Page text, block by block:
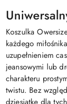
Koszulka
każdego
uzupełnieniem
jeansowymi lub
charakteru
twistu. Bez
dziesiątkę dla